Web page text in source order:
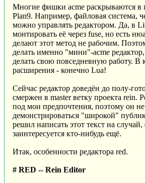
Многие фишки acme раскрываются в
Plan9. Например, файловая система,
можно управлять редактором. Да, в
монтировать её через fuse, но есть
делают этот метод не рабочим.
делать именно "мини"-acme
делать свою повседневную работу. В
расширения - конечно Lua!
Сейчас редактор доведён до полу-
смержен в master ветку проекта rein.
под мои предпочтения, поэтому он не
демонстрироваться "широкой"
решил написать этот текст на
заинтересуется кто-нибудь ещё.
Итак, особенности редактора red.
# RED -- Rein Editor